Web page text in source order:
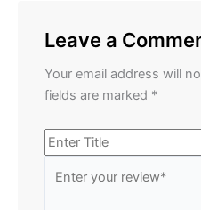
Leave a
Your email address will
fields are marked *